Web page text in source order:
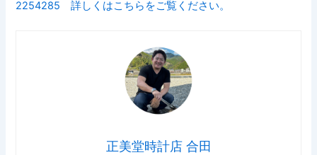
2254285 詳しくはこちらをご覧ください。
正美堂時計店 合田